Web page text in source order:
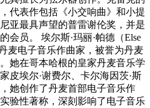
代表作包括《小交响曲》和小提
亚最具声望的普雷谢伦奖，并是
会员。 埃尔斯·玛丽·帕德（Else
麦电子音乐作曲家，被誉为丹麦
她在哥本哈根的皇家丹麦音乐学
皮埃尔·谢费尔、卡尔海因茨·斯
她创作了丹麦首部电子音乐作
验性著称，深刻影响了电子音乐